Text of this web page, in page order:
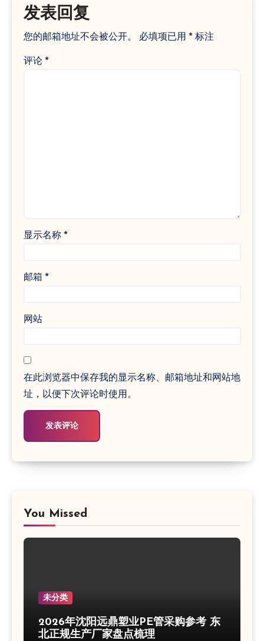
发表回复
您的邮箱地址不会被公开。 必填项已用 *标注
评论 *
显示名称 *
邮箱 *
网站
在此浏览器中保存我的显示名称、邮箱地址和网站地
址，以便下次评论时使用。
You Missed
未分类
2026年沈阳远鼎塑业PE管采购参考 东
北正规生产厂家盘点梳理